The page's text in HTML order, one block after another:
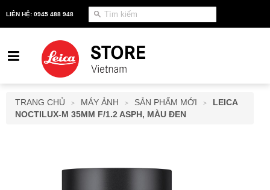
LIÊN HỆ: 0945 488 948
TRANG CHỦ > MÁY ẢNH > SẢN PHẨM MỚI >
LEICA
NOCTILUX-M 35MM F/1.2 ASPH, MÀU ĐEN